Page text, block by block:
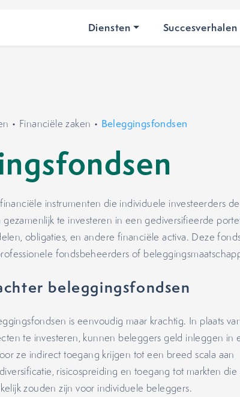
Diensten Succesverhalen
• Financiële zaken • Beleggingsfondsen
instrumenten die individuele investeerders de
te investeren in een gediversifieerde
obligaties, en andere financiële activa. Deze
fondsbeheerders of
beleggingsfondsen
is eenvoudig maar krachtig. In plaats
te investeren, kunnen beleggers geld inleggen in
ze indirect toegang krijgen tot een breed scala aan
risicospreiding en toegang tot markten die
zouden zijn voor individuele beleggers.